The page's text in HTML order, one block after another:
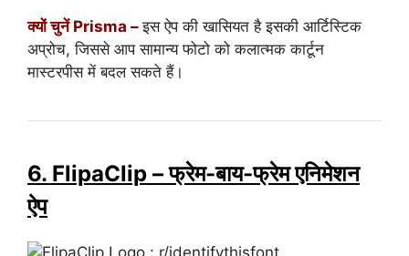
क्यों चुनें Prisma –इस ऐप की खासियत है इसकी आर्टिस्टिक
अप्रोच, जिससे आप सामान्य फोटो को कलात्मक कार्टून
मास्टरपीस में बदल सकते हैं।
6. FlipaClip – फ्रेम-बाय-फ्रेम एनिमेशन
ऐप